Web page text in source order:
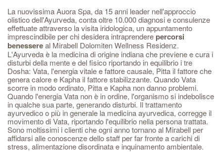
La nuovissima Auora Spa, da 15 anni leader nell'approccio
olistico dell'Ayurveda, conta oltre 10.000 diagnosi e consulenze
effettuate attraverso la visita iridologica, un appuntamento
imprescindibile per chi desidera intraprenderepercorsi
benessereal Mirabell Dolomiten Wellness Residenz.
L'Ayurveda è la medicina di origine indiana che previene e cura i
disturbi della mente e del fisico riportando in equilibrio i tre
Dosha: Vata, l'energia vitale e fattore causale, Pitta il fattore che
genera calore e Kapha il fattore stabilizzante. Quando Vata
scorre in modo ordinato, Pitta e Kapha non danno problemi.
Quando l'energia Vata non è in ordine, l'organismo si indebolisce
in qualche sua parte, generando disturbi. Il trattamento
ayurvedico o più in generale la medicina ayurvedica, corregge il
movimento di Vata, riportando l'equilibrio nella persona trattata.
Sono moltissimi i clienti che ogni anno tornano al Mirabell per
affidarsi alle conoscenze dello staff per far fronte a carichi di
stress, alimentazione disordinata e inquinamento ambientale.